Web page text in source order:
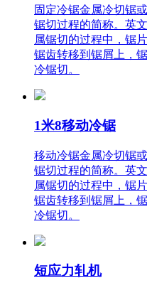
固定冷锯金属冷切锯
锯切过程的简称。英
属锯切的过程中，锯
锯齿转移到锯屑上，
冷锯切。
1米8移动冷锯
移动冷锯金属冷切锯
锯切过程的简称。英
属锯切的过程中，锯
锯齿转移到锯屑上，
冷锯切。
短应力轧机